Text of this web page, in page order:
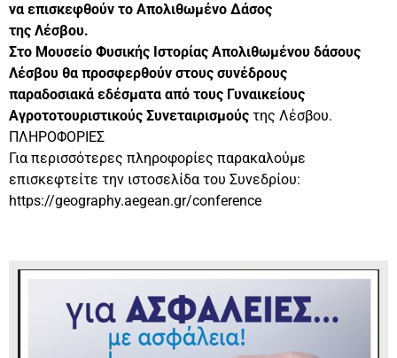
να επισκεφθούν το Απολιθωμένο Δάσος
της Λέσβου.
Στο Μουσείο Φυσικής Ιστορίας Απολιθωμένου δάσους
Λέσβου θα προσφερθούν στους συνέδρους
παραδοσιακά εδέσματα από τους Γυναικείους
Αγροτοτουριστικούς Συνεταιρισμούς της Λέσβου.
ΠΛΗΡΟΦΟΡΙΕΣ
Για περισσότερες πληροφορίες παρακαλούμε
επισκεφτείτε την ιστοσελίδα του Συνεδρίου:
https://geography.aegean.gr/conference